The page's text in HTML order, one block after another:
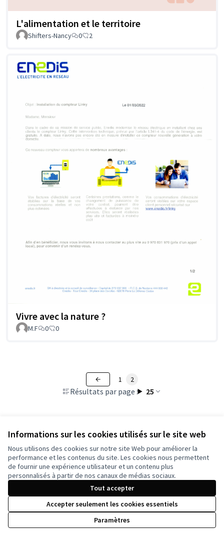
Informations sur les cookies utilisés sur le site web
Nous utilisons des cookies sur notre site Web pour améliorer la
performance et les contenus du site. Les cookies nous permettent
de fournir une expérience utilisateur et un contenu plus
personnalisés à partir de nos canaux de médias sociaux.
Tout accepter
Accepter seulement les cookies essentiels
Paramètres
L'alimentation et le territoire
Shifters-Nancy 0 2
Vivre avec la nature ?
M.F 0 0
Résultats par page : 25
1 2
Voir toutes les propositions retirées
Conditions d'utilisation
Paramètres des cookies
Site réalisé grâce aulogiciel libre Decidim .
Licence
(Lien